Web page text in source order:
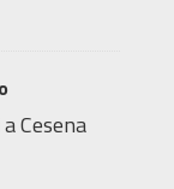
Cesena